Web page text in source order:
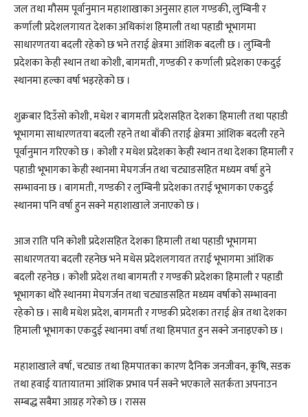
जल तथा मौसम पूर्वानुमान महाशाखाका अनुसार हाल गण्डकी, लुम्बिनी र
कर्णाली प्रदेशलगायत देशका अधिकांश हिमाली तथा पहाडी भूभागमा
साधारणतया बदली रहेको छ भने तराई क्षेत्रमा आंशिक बदली छ । लुम्बिनी
प्रदेशका केही स्थान तथा कोशी, बागमती, गण्डकी र कर्णाली प्रदेशका एकदुई
स्थानमा हल्का वर्षा भइरहेको छ ।
शुक्रबार दिउँसो कोशी, मधेश र बागमती प्रदेशसहित देशका हिमाली तथा पहाडी
भूभागमा साधारणतया बदली रहने तथा बाँकी तराई क्षेत्रमा आंशिक बदली रहने
पूर्वानुमान गरिएको छ । कोशी र मधेश प्रदेशका केही स्थान तथा देशका हिमाली र
पहाडी भूभागका केही स्थानमा मेघगर्जन तथा चट्याङसहित मध्यम वर्षा हुने
सम्भावना छ । बागमती, गण्डकी र लुम्बिनी प्रदेशका तराई भूभागका एकदुई
स्थानमा पनि वर्षा हुन सक्ने महाशाखाले जनाएको छ ।
आज राति पनि कोशी प्रदेशसहित देशका हिमाली तथा पहाडी भूभागमा
साधारणतया बदली रहनेछ भने मधेस प्रदेशलगायत तराई भूभागमा आंशिक
बदली रहनेछ । कोशी प्रदेश तथा बागमती र गण्डकी प्रदेशका हिमाली र पहाडी
भूभागका थोरै स्थानमा मेघगर्जन तथा चट्याङसहित मध्यम वर्षाको सम्भावना
रहेको छ । साथै मधेश प्रदेश, बागमती र गण्डकी प्रदेशका तराई क्षेत्र तथा देशका
हिमाली भूभागका एकदुई स्थानमा वर्षा तथा हिमपात हुन सक्ने जनाइएको छ ।
महाशाखाले वर्षा, चट्याङ तथा हिमपातका कारण दैनिक जनजीवन, कृषि, सडक
तथा हवाई यातायातमा आंशिक प्रभाव पर्न सक्ने भएकाले सतर्कता अपनाउन
सम्बद्ध सबैमा आग्रह गरेको छ । रासस